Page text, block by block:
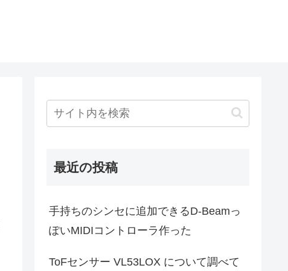
最近の投稿
手持ちのシンセに追加できるD-Beamっ
ぽいMIDIコントローラ作った
ToFセンサー VL53LOX について調べて